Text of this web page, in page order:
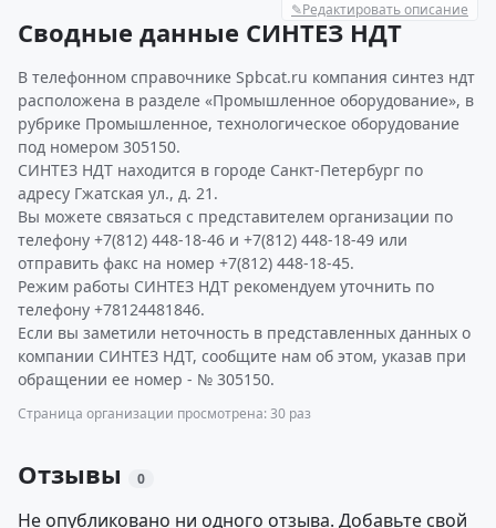
✎Редактировать описание
Сводные данные СИНТЕЗ НДТ
В телефонном справочнике Spbcat.ru компания синтез ндт
расположена в разделе «Промышленное оборудование», в
рубрике Промышленное, технологическое оборудование
под номером 305150.
СИНТЕЗ НДТ находится в городе Санкт-Петербург по
адресу Гжатская ул., д. 21.
Вы можете связаться с представителем организации по
телефону +7(812) 448-18-46 и +7(812) 448-18-49 или
отправить факс на номер +7(812) 448-18-45.
Режим работы СИНТЕЗ НДТ рекомендуем уточнить по
телефону +78124481846.
Если вы заметили неточность в представленных данных о
компании СИНТЕЗ НДТ, сообщите нам об этом, указав при
обращении ее номер - № 305150.
Страница организации просмотрена: 30 раз
Отзывы 0
Не опубликовано ни одного отзыва. Добавьте свой